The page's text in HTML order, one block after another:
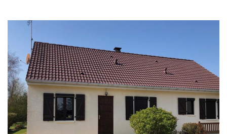
en ce qui concerne votre toiture, il est conseillé de
s’adresser au couvreur Allemand Charly toiture.